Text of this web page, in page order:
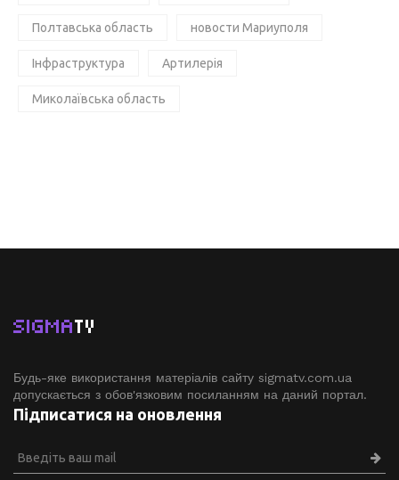
Полтавська область новости Мариуполя
Інфраструктура Артилерія
Миколаївська область
SIGMATV
Будь-яке використання матеріалів сайту sigmatv.com.ua
допускається з обов'язковим посиланням на даний портал.
Підписатися на оновлення